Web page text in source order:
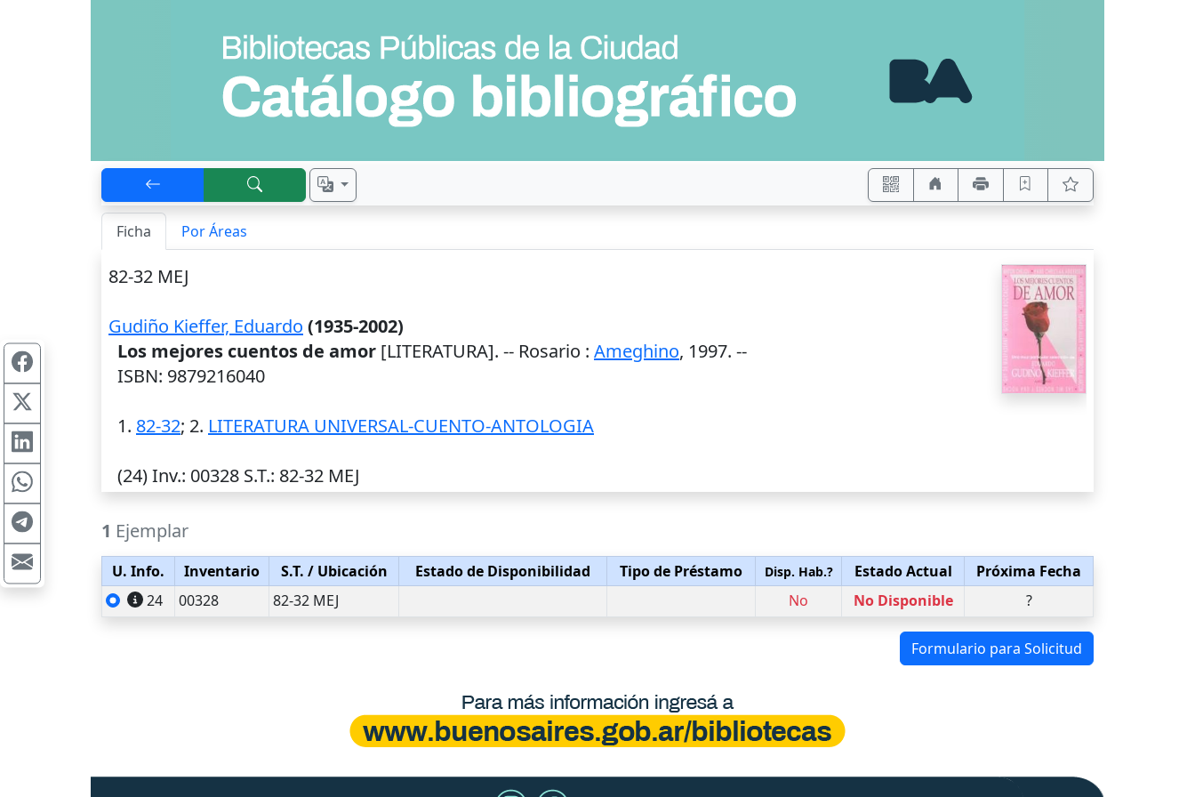
Ficha Por Áreas
82-32 MEJ
Gudiño Kieffer, Eduardo (1935-2002)
Los mejores cuentos de amor [LITERATURA]. -- Rosario : Ameghino, 1997. --
ISBN: 9879216040
1. 82-32; 2. LITERATURA UNIVERSAL-CUENTO-ANTOLOGIA
(24)Inv.: 00328 S.T.: 82-32 MEJ
1 Ejemplar
U. Info. Inventario S.T. / Ubicación Estado de Disponibilidad Tipo de Préstamo Disp. Hab.? Estado Actual
Próxima Fecha
24
00328 82-32 MEJ No No Disponible ?
Formulario para Solicitud